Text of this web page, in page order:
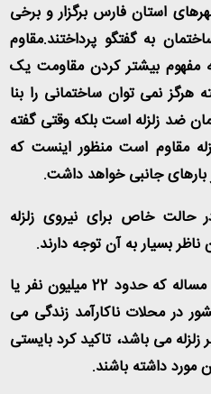
استان فارس برگزار و برخی
به گفتگو پرداختند.مقاوم
مفهوم بیشتر کردن مقاومت یک
هرگز نمی توان ساختمانی را بنا
ضد زلزله است بلکه وقتی گفته
مقاوم است منظور اینست که
بارهای جانبی خواهد داشت.
حالت خاص برای نیروی زلزله
بسیار به آن توجه دارند.
مهندس اشرفی ضمن بیان این مساله که حدود 22 میلیون نفر یا
کشور در محلات ناکارآمد زندگی می
زلزله می باشد، تاکید کرد بایستی
مورد داشته باشند.